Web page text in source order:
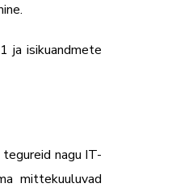
ja isikuandmete
nagu IT-
mittekuuluvad